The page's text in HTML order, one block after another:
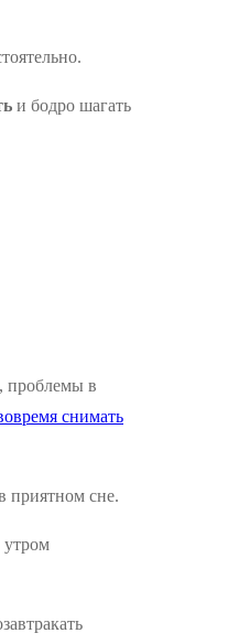
и бодро шагать
проблемы в
снимать
приятном сне.
утром